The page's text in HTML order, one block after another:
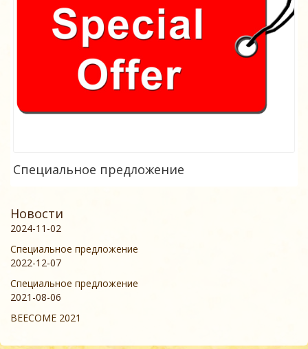
Специальное предложение
Новости
2024-11-02
Специальное предложение
2022-12-07
Специальное предложение
2021-08-06
BEECOME 2021